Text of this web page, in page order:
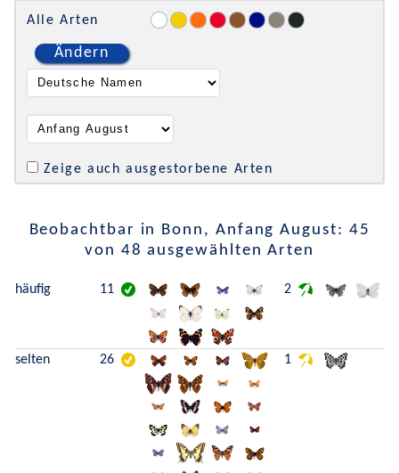
Alle Arten
Ändern
Zeige auch ausgestorbene Arten
Beobachtbar in Bonn, Anfang August: 45
von 48 ausgewählten Arten
häufig 11 2
selten 26 1